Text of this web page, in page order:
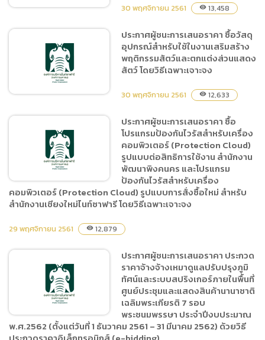
ที่ 1 มกราคม 2562 ถึงวันที่
ประกาศผู้ชนะการเสนอราคา
ซื้อคลอรีนน้ำและสารกรอง
กรวดกรอง ทรายกรอง ในการ
ปรับปรุงคุณภาพน้ำ โดยวิธี
30 พฤศจิกายน 2561 visibility 13,458
ประกาศผู้ชนะการเสนอราคา
ซื้อวัสดุอุปกรณ์สำหรับใช้ใน
งานเสริมสร้างพฤติกรรมสัตว์
และตกแต่งส่วนแสดงสัตว์
โดยวิธีเฉพาะเจาะจง
ประกาศผู้ชนะการเสนอราคา ซื้อวัสดุ
อุปกรณ์สำหรับใช้ในงานเสริมสร้าง
พฤติกรรมสัตว์และตกแต่งส่วนแสดง
สัตว์ โดยวิธีเฉพาะเจาะจง
30 พฤศจิกายน 2561 visibility 12,633
ประกาศผู้ชนะการเสนอราคา
ซื้อโปรแกรมป้องกันไวรัส
สำหรับเครื่องคอมพิวเตอร์
(Protection Cloud) รูป
แบบต่อสิทธิการใช้งาน
สำนักงานพัฒนาพิงคนคร และ
โปรแกรมป้องกันไวรัสสำหรับ
เครื่องคอมพิวเตอร์
(Protection Cloud) รูป
ประกาศผู้ชนะการเสนอราคา ซื้อ
โปรแกรมป้องกันไวรัสสำหรับเครื่อง
คอมพิวเตอร์ (Protection Cloud)
รูปแบบต่อสิทธิการใช้งาน สำนักงาน
พัฒนาพิงคนคร และโปรแกรม
ป้องกันไวรัสสำหรับเครื่อง
คอมพิวเตอร์ (Protection Cloud) รูปแบบการสั่งซื้อใหม่ สำหรับ
สำนักงานเชียงใหม่ไนท์ซาฟารี โดยวิธีเฉพาะเจาะจง
29 พฤศจิกายน 2561 visibility 12,879
ประกาศผู้ชนะการเสนอราคา ประกวด
ราคาจ้างจ้างเหมาดูแลปรับปรุงภูมิ
ทัศน์และระบบสปริงเกอร์ภายในพื้นที่
ศูนย์ประชุมและแสดงสินค้านานาชาติ
เฉลิมพระเกียรติ 7 รอบ
พระชนมพรรษา ประจำปีงบประมาณ
พ.ศ.2562 (ตั้งแต่วันที่ 1 ธันวาคม 2561 – 31 มีนาคม 2562) ด้วยวิธี